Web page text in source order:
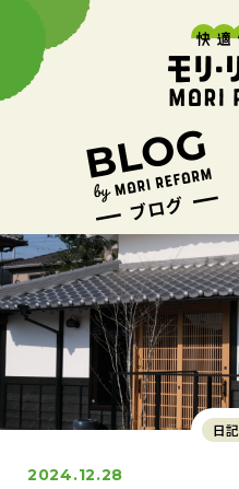
日記
2024.12.28